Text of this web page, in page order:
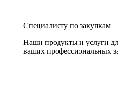
Специалисту по закупкам
Наши продукты и услуги
ваших профессиональных